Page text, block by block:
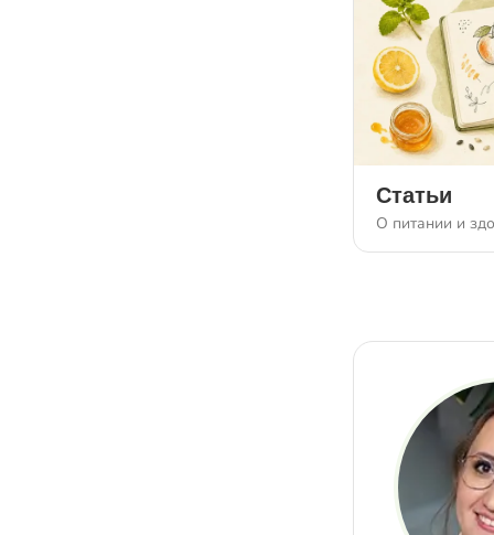
Статьи
О питании и